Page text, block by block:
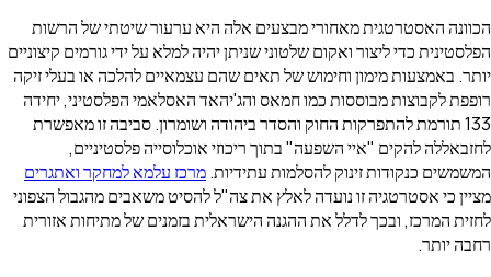
הכוונה האסטרטגית מאחורי מבצעים אלה היא ערעור שיטתי של הרשות
הפלסטינית כדי ליצור ואקום שלטוני שניתן יהיה למלא על ידי גורמים קיצוניים
יותר. באמצעות מימון וחימוש של תאים שהם עצמאיים להלכה או בעלי זיקה
רופפת לקבוצות מבוססות כמו חמאס והג'יהאד האסלאמי הפלסטיני, יחידה
133 תורמת להתפרקות החוק והסדר ביהודה ושומרון. סביבה זו מאפשרת
לחזבאללה להקים "איי השפעה" בתוך ריכוזי אוכלוסייה פלסטיניים,
המשמשים כנקודות זינוק להסלמות עתידיות.מרכז עלמא למחקר ואתגרים
מציין כי אסטרטגיה זו נועדה לאלץ את צה"ל להסיט משאבים מהגבול הצפוני
לחזית המרכז, ובכך לדלל את ההגנה הישראלית בזמנים של מתיחות אזורית
רחבה יותר.